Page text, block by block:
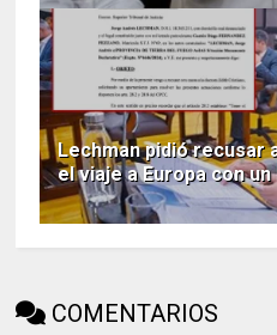
Lechman pidió recusar
el viaje a Europa con
COMENTARIOS